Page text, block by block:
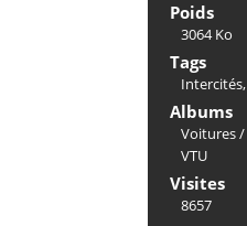
Poids
3064 Ko
Tags
Intercités,
Albums
Voitures/
VTU
Visites
8657